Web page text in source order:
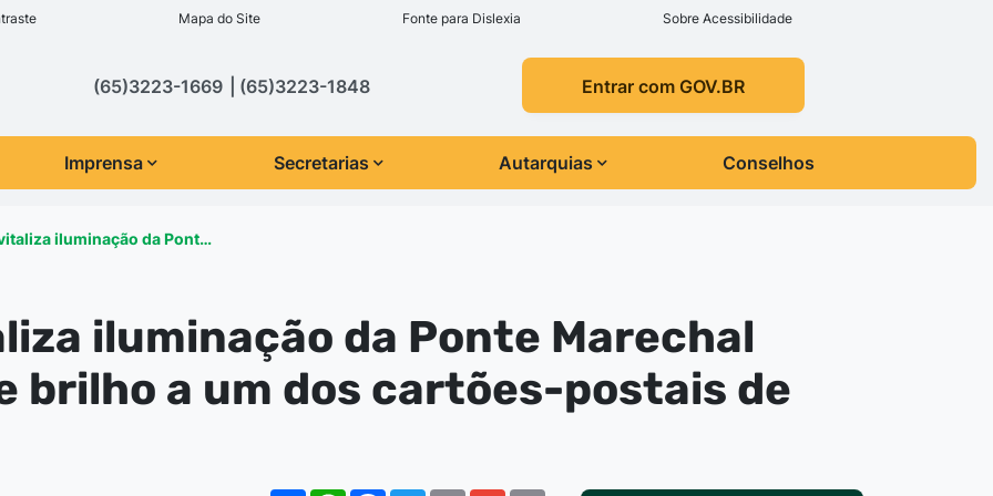
de acessibilidade
Mapa do Site Fonte para Dislexia Sobre Acessibilidade
(65)3223-1669 (65)3223-1848 Entrar com GOV.BR
Imprensa Secretarias Autarquias Conselhos
iluminação da Pont…
iluminação da Ponte Marechal
brilho a um dos cartões-postais de